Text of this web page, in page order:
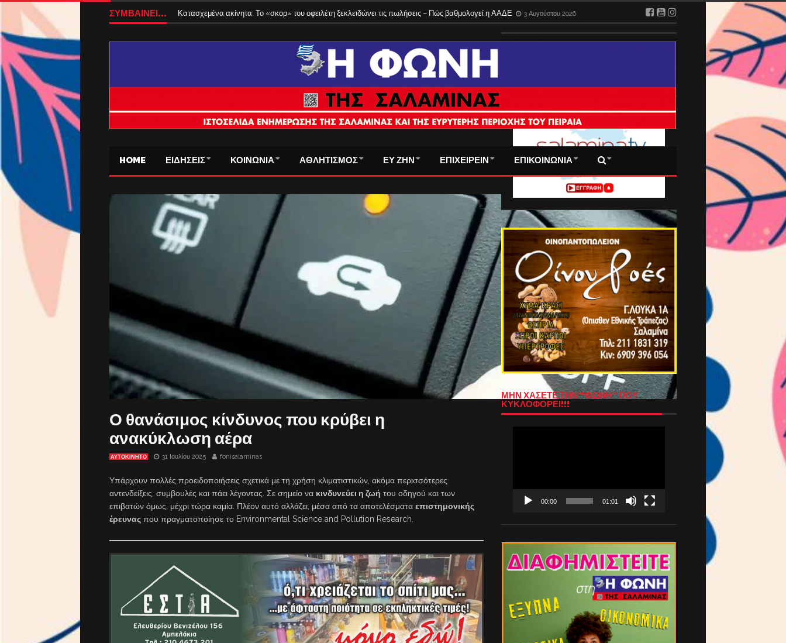
ΣΥΜΒΑΙΝΕΙ... Κατασχεμένα ακίνητα: Το «σκορ» του οφειλέτη ξεκλειδώνει τις πωλήσεις – Πώς βαθμολογεί η ΑΑΔΕ 3 Αυγούστου 2026
HOME ΕΙΔΗΣΕΙΣ ΚΟΙΝΩΝΙΑ ΑΘΛΗΤΙΣΜΟΣ ΕΥ ΖΗΝ ΕΠΙΧΕΙΡΕΙΝ ΕΠΙΚΟΙΝΩΝΙΑ
Ο θανάσιμος κίνδυνος που κρύβει η
ανακύκλωση αέρα
ΑΥΤΟΚΙΝΗΤΟ 31 Ιουλίου 2025 fonisalaminas
Υπάρχουν πολλές προειδοποιήσεις σχετικά με τη χρήση κλιματιστικών, ακόμα περισσότερες
αντενδείξεις, συμβουλές και πάει λέγοντας. Σε σημείο να κινδυνεύει η ζωή του οδηγού και των
επιβατών όμως, μέχρι τώρα καμία. Πλέον αυτό αλλάζει, μέσα από τα αποτελέσματα επιστημονικής
έρευνας που πραγματοποίησε το Environmental Science and Pollution Research.
ΜΗΝ ΧΑΣΕΤΕ ΤΗΝ “ΦΩΝΗ” ΠΟΥ
ΚΥΚΛΟΦΟΡΕΙ!!!
00:00 01:01